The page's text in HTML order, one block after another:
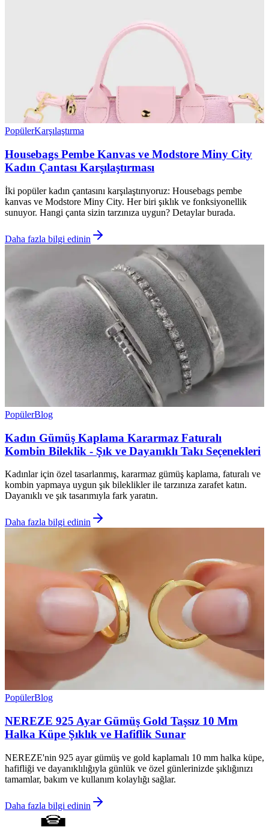
PopülerKarşılaştırma
Housebags Pembe Kanvas ve Modstore Miny City
Kadın Çantası Karşılaştırması
İki popüler kadın çantasını karşılaştırıyoruz: Housebags pembe
kanvas ve Modstore Miny City. Her biri şıklık ve fonksiyonellik
sunuyor. Hangi çanta sizin tarzınıza uygun? Detaylar burada.
Daha fazla bilgi edinin
PopülerBlog
Kadın Gümüş Kaplama Kararmaz Faturalı
Kombin Bileklik - Şık ve Dayanıklı Takı Seçenekleri
Kadınlar için özel tasarlanmış, kararmaz gümüş kaplama, faturalı ve
kombin yapmaya uygun şık bileklikler ile tarzınıza zarafet katın.
Dayanıklı ve şık tasarımıyla fark yaratın.
Daha fazla bilgi edinin
PopülerBlog
NEREZE 925 Ayar Gümüş Gold Taşsız 10 Mm
Halka Küpe Şıklık ve Hafiflik Sunar
NEREZE'nin 925 ayar gümüş ve gold kaplamalı 10 mm halka küpe,
hafifliği ve dayanıklılığıyla günlük ve özel günlerinizde şıklığınızı
tamamlar, bakım ve kullanım kolaylığı sağlar.
Daha fazla bilgi edinin